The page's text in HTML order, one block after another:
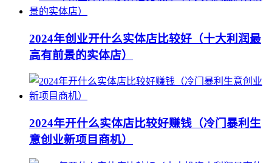
2024年创业开什么实体店比较好（十大利润最
高有前景的实体店）
2024年开什么实体店比较好赚钱（冷门暴利生
意创业新项目商机）